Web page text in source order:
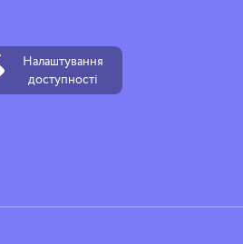
Налаштування
доступності